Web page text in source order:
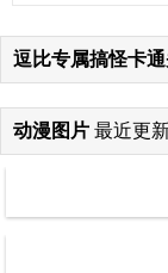
逗比专属搞怪卡
动漫图片 最近更